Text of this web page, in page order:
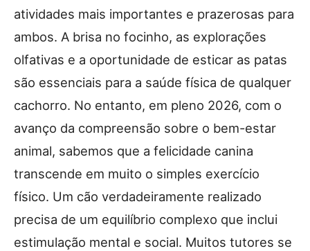
atividades mais importantes e prazerosas para
ambos. A brisa no focinho, as explorações
olfativas e a oportunidade de esticar as patas
são essenciais para a saúde física de qualquer
cachorro. No entanto, em pleno 2026, com o
avanço da compreensão sobre o bem-estar
animal, sabemos que a felicidade canina
transcende em muito o simples exercício
físico. Um cão verdadeiramente realizado
precisa de um equilíbrio complexo que inclui
estimulação mental e social. Muitos tutores se